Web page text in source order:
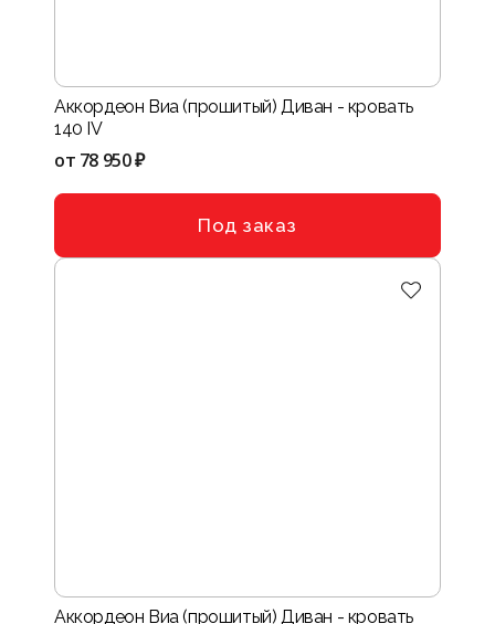
Аккордеон Виа (прошитый) Диван - кровать
140 IV
от 78 950 ₽
Под заказ
Аккордеон Виа (прошитый) Диван - кровать